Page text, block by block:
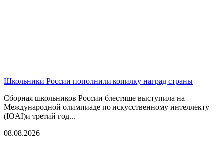
Школьники России пополнили копилку наград страны
Сборная школьников России блестяще выступила на
Международной олимпиаде по искусственному интеллекту
(IOAI)и третий год...
08.08.2026